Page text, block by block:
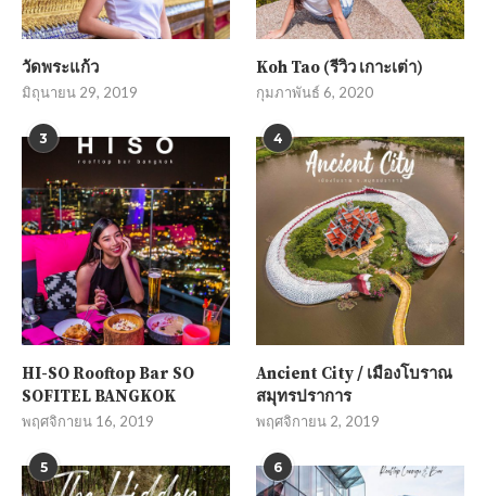
วัดพระแก้ว
มิถุนายน 29, 2019
Koh Tao (รีวิว เกาะเต่า)
กุมภาพันธ์ 6, 2020
3
HI-SO Rooftop Bar SO
SOFITEL BANGKOK
พฤศจิกายน 16, 2019
4
Ancient City / เมืองโบราณ
สมุทรปราการ
พฤศจิกายน 2, 2019
5 6